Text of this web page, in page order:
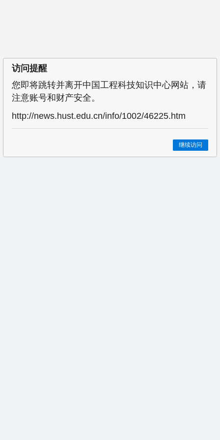
访问提醒
您即将跳转并离开中国工程科技知识中心网站，请
注意账号和财产安全。
http://news.hust.edu.cn/info/1002/46225.htm
继续访问